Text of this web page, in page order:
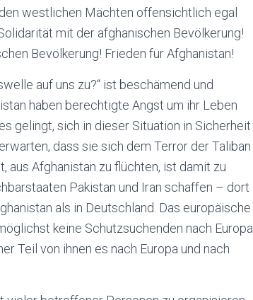
westlichen Mächten offensichtlich egal
mit der afghanischen Bevölkerung!
Bevölkerung! Frieden für Afghanistan!
auf uns zu?“ ist beschämend und
haben berechtigte Angst um ihr Leben
gelingt, sich in dieser Situation in Sicherheit
dass sie sich dem Terror der Taliban
aus Afghanistan zu flüchten, ist damit zu
Pakistan und Iran schaffen – dort
als in Deutschland. Das europäische
keine Schutzsuchenden nach Europa
Teil von ihnen es nach Europa und nach